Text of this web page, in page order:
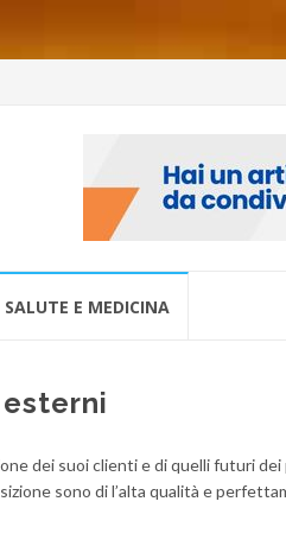
SALUTE E MEDICINA
dei suoi clienti e di quelli futuri
sono di l’alta qualità e